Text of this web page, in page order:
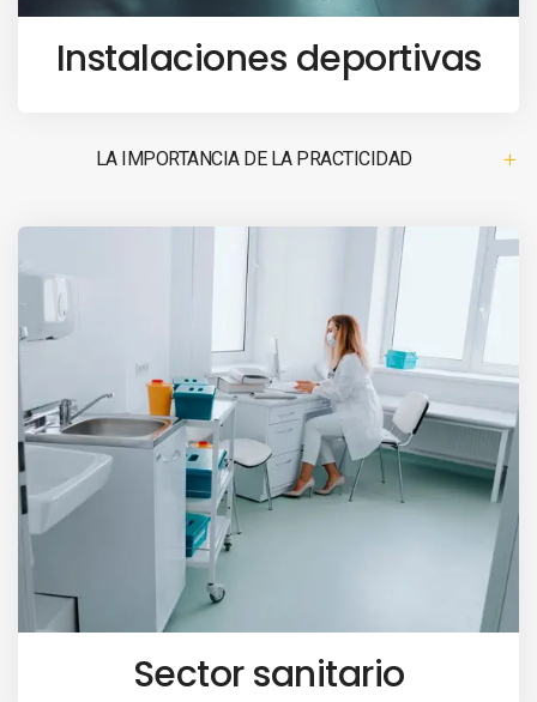
Instalaciones deportivas
LA IMPORTANCIA DE LA PRACTICIDAD
Sector sanitario